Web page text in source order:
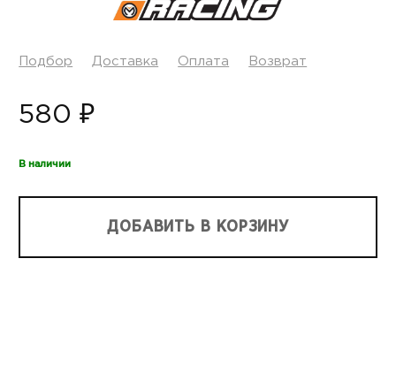
Подбор Доставка Оплата Возврат
580 ₽
В наличии
ДОБАВИТЬ В КОРЗИНУ